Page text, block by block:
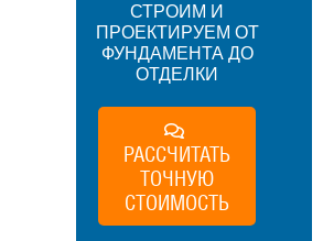
СТРОИМ И
ПРОЕКТИРУЕМ ОТ
ФУНДАМЕНТА ДО
ОТДЕЛКИ
РАССЧИТАТЬ
ТОЧНУЮ
СТОИМОСТЬ